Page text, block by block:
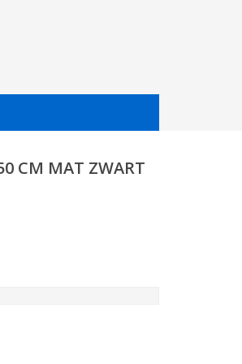
CM MAT ZWART